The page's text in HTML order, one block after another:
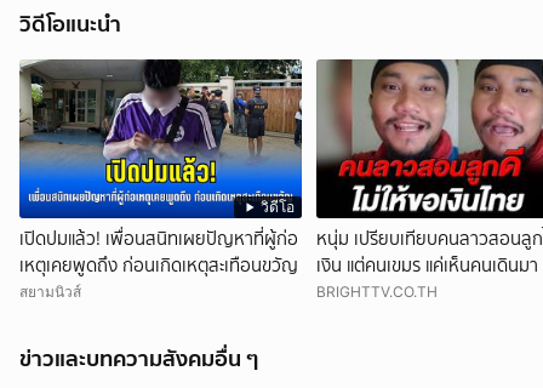
วิดีโอแนะนำ
วิดีโอ
เปิดปมแล้ว! เพื่อนสนิทเผยปัญหาที่ผู้ก่อ
เหตุเคยพูดถึง ก่อนเกิดเหตุสะเทือนขวัญ
สยามนิวส์
หนุ่ม เปรียบเทียบคนลาวสอนลูก
เงิน แต่คนเขมร แค่เห็นคนเดินมา
BRIGHTTV.CO.TH
ข่าวและบทความสังคมอื่น ๆ